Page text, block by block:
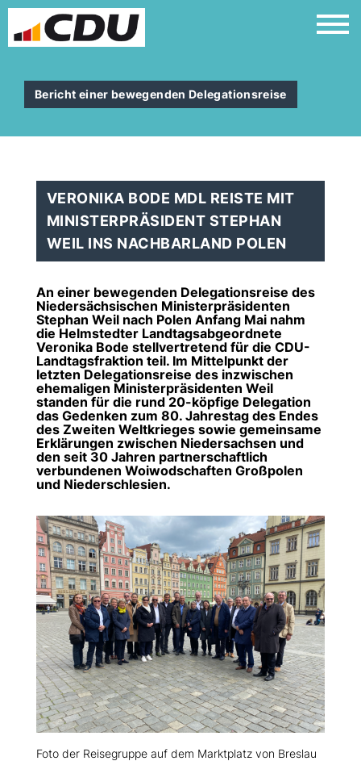
Bericht einer bewegenden Delegationsreise
VERONIKA BODE MDL REISTE MIT
MINISTERPRÄSIDENT STEPHAN
WEIL INS NACHBARLAND POLEN
An einer bewegenden Delegationsreise des
Niedersächsischen Ministerpräsidenten
Stephan Weil nach Polen Anfang Mai nahm
die Helmstedter Landtagsabgeordnete
Veronika Bode stellvertretend für die CDU-
Landtagsfraktion teil. Im Mittelpunkt der
letzten Delegationsreise des inzwischen
ehemaligen Ministerpräsidenten Weil
standen für die rund 20-köpfige Delegation
das Gedenken zum 80. Jahrestag des Endes
des Zweiten Weltkrieges sowie gemeinsame
Erklärungen zwischen Niedersachsen und
den seit 30 Jahren partnerschaftlich
verbundenen Woiwodschaften Großpolen
und Niederschlesien.
Foto der Reisegruppe auf dem Marktplatz von Breslau